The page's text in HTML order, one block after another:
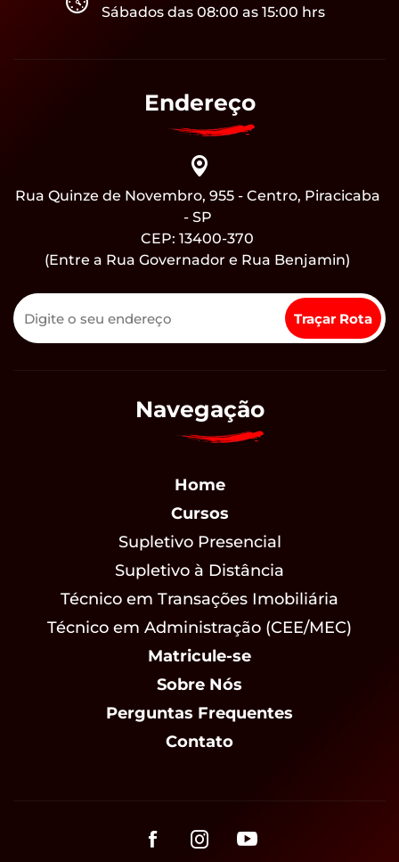
Sábados das 08:00 as 15:00 hrs
Endereço
Rua Quinze de Novembro, 955 - Centro, Piracicaba
- SP
CEP: 13400-370
(Entre a Rua Governador e Rua Benjamin)
Navegação
Home
Cursos
Supletivo Presencial
Supletivo à Distância
Técnico em Transações Imobiliária
Técnico em Administração (CEE/MEC)
Matricule-se
Sobre Nós
Perguntas Frequentes
Contato